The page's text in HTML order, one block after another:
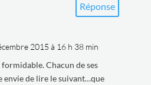
Réponse
2015 à 16 h 38 min
formidable. Chacun de ses
envie de lire le suivant…que